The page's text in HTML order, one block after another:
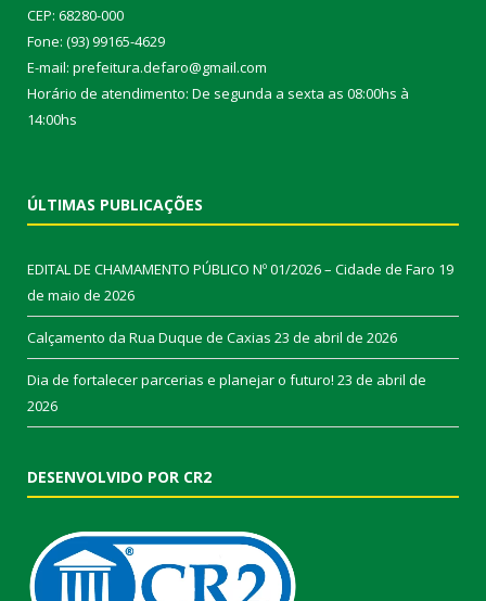
CEP: 68280-000
Fone: (93) 99165-4629
E-mail: prefeitura.defaro@gmail.com
Horário de atendimento: De segunda a sexta as 08:00hs à
14:00hs
ÚLTIMAS PUBLICAÇÕES
EDITAL DE CHAMAMENTO PÚBLICO Nº 01/2026 – Cidade de Faro 19
de maio de 2026
Calçamento da Rua Duque de Caxias 23 de abril de 2026
Dia de fortalecer parcerias e planejar o futuro! 23 de abril de
2026
DESENVOLVIDO POR CR2